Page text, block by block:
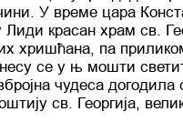
У време цара
красан храм св.
хришћана, па
се у њ мошти
чудеса догодила
св. Георгија,